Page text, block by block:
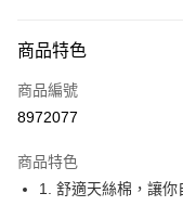
信用卡一次付款
Apple Pay
運送方式
商品特色
商品編號
8972077
商品特色
1. 舒適天絲棉，讓你